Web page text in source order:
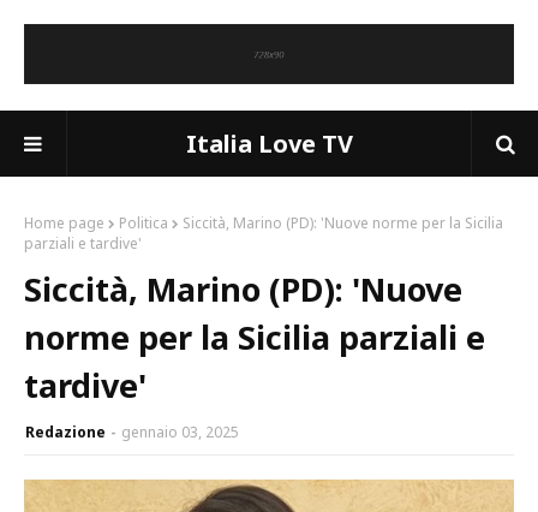
Italia Love TV
Home page Politica
Siccità, Marino (PD): 'Nuove norme per la Sicilia
parziali e tardive'
Siccità, Marino (PD): 'Nuove
norme per la Sicilia parziali e
tardive'
Redazione gennaio 03, 2025